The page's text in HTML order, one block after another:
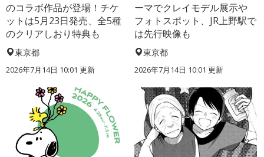
のコラボ作品が登場！チケ
ットは5月23日発売、全5種
のクリアしおり特典も
東京都
2026年7月14日 10:01 更新
ーマでクレイモデル展示や
フォトスポット、JR上野駅で
は先行映像も
東京都
2026年7月14日 10:01 更新